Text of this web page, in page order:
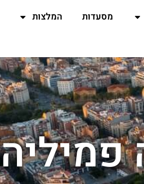
מסעדות
המלצות
פמיליה